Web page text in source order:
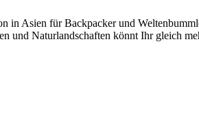
in Asien für Backpacker und
und Naturlandschaften könnt Ihr gleich